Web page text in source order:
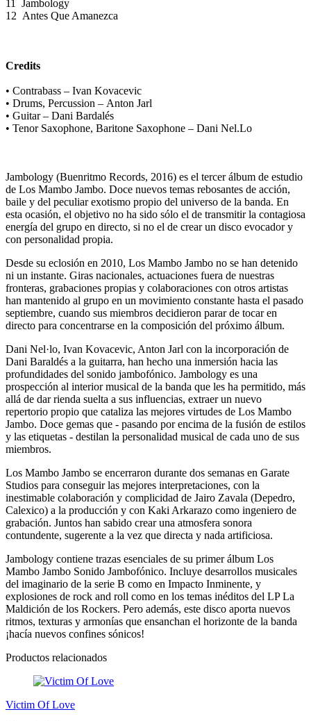
11
Jambology
12 Antes Que Amanezca
Credits
• Contrabass – Ivan Kovacevic
• Drums, Percussion – Anton Jarl
• Guitar – Dani Bardalés
• Tenor Saxophone, Baritone Saxophone – Dani Nel.Lo
Jambology (Buenritmo Records, 2016) es el tercer álbum de estudio
de Los Mambo Jambo. Doce nuevos temas rebosantes de acción,
baile y del peculiar exotismo propio del universo de la banda. En
esta ocasión, el objetivo no ha sido sólo el de transmitir la contagiosa
energía del grupo en directo, si no el de crear un disco evocador y
con personalidad propia.
Desde su eclosión en 2010, Los Mambo Jambo no se han detenido
ni un instante. Giras nacionales, actuaciones fuera de nuestras
fronteras, grabaciones propias y colaboraciones con otros artistas
han mantenido al grupo en un movimiento constante hasta el pasado
septiembre, cuando sus miembros decidieron parar de tocar en
directo para concentrarse en la composición del próximo álbum.
Dani Nel·lo, Ivan Kovacevic, Anton Jarl con la incorporación de
Dani Baraldés a la guitarra, han hecho una inmersión hacia las
profundidades del sonido jambofónico. Jambology es una
prospección al interior musical de la banda que les ha permitido, más
allá de dar rienda suelta a sus influencias, extraer un nuevo
repertorio propio que cataliza las mejores virtudes de Los Mambo
Jambo. Doce gemas que - pasando por encima de la fusión de estilos
y las etiquetas - destilan la personalidad musical de cada uno de sus
miembros.
Los Mambo Jambo se encerraron durante dos semanas en Garate
Studios para conseguir las mejores interpretaciones, con la
inestimable colaboración y complicidad de Jairo Zavala (Depedro,
Calexico) a la producción y con Kaki Arkarazo como ingeniero de
grabación. Juntos han sabido crear una atmosfera sonora
contundente, sugerente a la vez que directa y nada artificiosa.
Jambology contiene trazas esenciales de su primer álbum Los
Mambo Jambo Sonido Jambofónico. Incluye desarrollos musicales
del imaginario de la serie B como en Impacto Inminente, y
explosiones de rock and roll como en los temas inéditos del LP La
Maldición de los Rockers. Pero además, este disco aporta nuevos
ritmos, texturas y armonías que ensanchan el horizonte de la banda
¡hacía nuevos confines sónicos!
Productos relacionados
Victim Of Love